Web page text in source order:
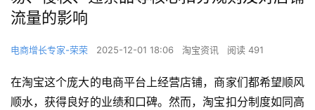
流量的影响
电商增长专家-荣荣 2025-12-01 18:06 淘宝资讯 阅读 491
在淘宝这个庞大的电商平台上经营店铺，商家们都希望顺风
顺水，获得良好的业绩和口碑。然而，淘宝扣分制度如同高